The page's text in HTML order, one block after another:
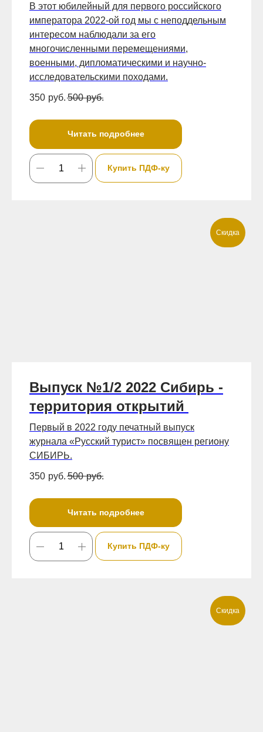
В этот юбилейный для первого российского
императора 2022-ой год мы с неподдельным
интересом наблюдали за его
многочисленными перемещениями,
военными, дипломатическими и научно-
исследовательскими походами.
350 руб. 500 руб.
Читать подробнее
Купить ПДФ-ку
Скидка
Выпуск №1/2 2022 Сибирь -
территория открытий
Первый в 2022 году печатный выпуск
журнала «Русский турист» посвящен региону
СИБИРЬ.
350 руб. 500 руб.
Читать подробнее
Купить ПДФ-ку
Скидка